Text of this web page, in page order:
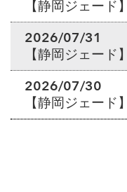
【静岡ジェー
2026/07/31
【静岡ジェー
2026/07/30
【静岡ジェー